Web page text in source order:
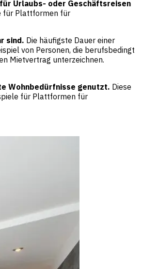
Urlaubs- oder Geschäftsreisen
für Plattformen für
sind. Die häufigste Dauer einer
von Personen, die berufsbedingt
Mietvertrag unterzeichnen.
Wohnbedürfnisse genutzt. Diese
für Plattformen für